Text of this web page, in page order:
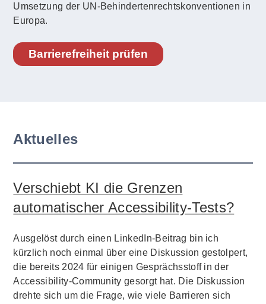
Umsetzung der UN-Behindertenrechtskonventionen in
Europa.
Barrierefreiheit prüfen
Aktuelles
Verschiebt KI die Grenzen
automatischer Accessibility-Tests?
Ausgelöst durch einen LinkedIn-Beitrag bin ich
kürzlich noch einmal über eine Diskussion gestolpert,
die bereits 2024 für einigen Gesprächsstoff in der
Accessibility-Community gesorgt hat. Die Diskussion
drehte sich um die Frage, wie viele Barrieren sich